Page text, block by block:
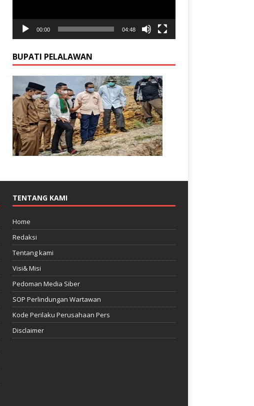
00:00 04:48
BUPATI PELALAWAN
TENTANG KAMI
Home
Redaksi
Tentang kami
Visi& Misi
Pedoman Media Siber
SOP Perlindungan Wartawan
Kode Perilaku Perusahaan Pers
Disclaimer